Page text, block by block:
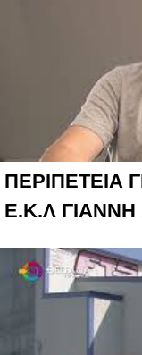
ΠΕΡΙΠΕΤΕΙΑ
Ε.Κ.Λ ΓΙΑΝΝΗ